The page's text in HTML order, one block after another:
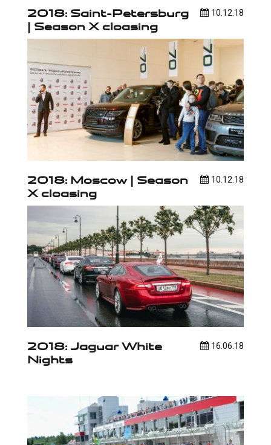
10.12.18
2018: Saint-Petersburg
| Season X cloasing
10.12.18
2018: Moscow | Season
X cloasing
16.06.18
2018: Jaguar White
Nights